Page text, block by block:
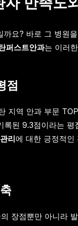
요? 바로 그 병원
퍼스트안과는 이러
점
지역 안과 부문
록된 9.3점이라는 평
리에 대한 긍정적인
장점뿐만 아니라